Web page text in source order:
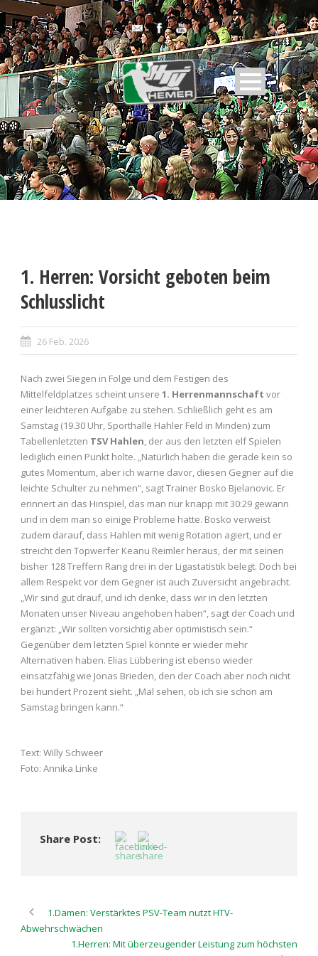
1. Herren: Vorsicht geboten beim
Schlusslicht
26 Feb. 2026
Nach zwei Siegen in Folge und dem Festigen des
Mittelfeldplatzes scheint unsere 1. Herrenmannschaft vor
einer leichteren Aufgabe zu stehen. Schließlich geht es am
Samstag (19.30 Uhr, Sporthalle Hahler Feld in Minden) zum
Tabellenletzten TSV Hahlen, der aus den letzten elf Spielen
lediglich einen Punkt holte. „Natürlich haben die gerade kein so
gutes Momentum, aber ich warne davor, diesen Gegner auf die
leichte Schulter zu nehmen“, sagt Trainer Bosko Bjelanovic. Er
erinnert an das Hinspiel, das man nur knapp mit 30:29 gewann
und in dem man so einige Probleme hatte. Bosko verweist
zudem darauf, dass Hahlen mit wenig Rotation agiert, und er
streicht den Topwerfer Keanu Reimler heraus, der mit seinen
bisher 128 Treffern Rang drei in der Ligastatistik belegt. Doch bei
allem Respekt vor dem Gegner ist auch Zuversicht angebracht.
„Wir sind gut drauf, und ich denke, dass wir in den letzten
Monaten unser Niveau angehoben haben“, sagt der Coach und
ergänzt: „Wir sollten vorsichtig aber optimistisch sein.“
Gegenüber dem letzten Spiel könnte er wieder mehr
Alternativen haben. Elias Lübbering ist ebenso wieder
einsatzfähig wie Jonas Brieden, den der Coach aber noch nicht
bei hundert Prozent sieht. „Mal sehen, ob ich sie schon am
Samstag bringen kann.“
Text: Willy Schweer
Foto: Annika Linke
Share Post:
1.Damen: Verstärktes PSV-Team nutzt HTV-
Abwehrschwächen
1.Herren: Mit überzeugender Leistung zum höchsten